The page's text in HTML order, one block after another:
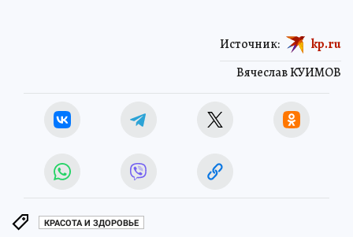
Вячеслав КУИМОВ
Источник: kp.ru
КРАСОТА И ЗДОРОВЬЕ